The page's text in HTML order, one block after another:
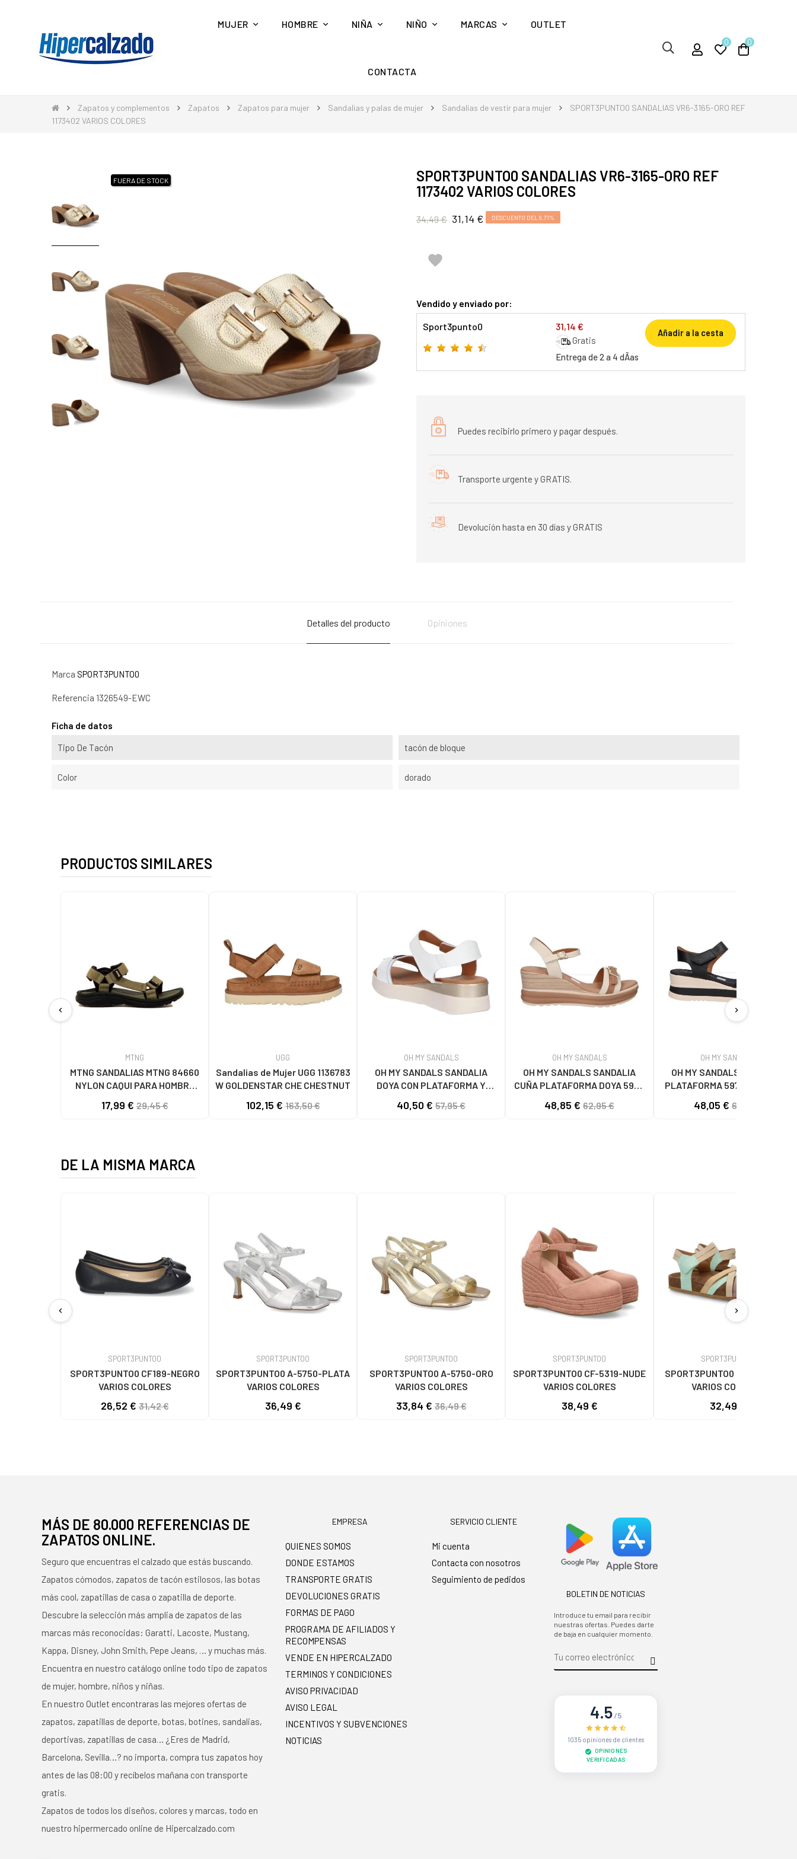
MUJER HOMBRE NIÑA NIÑO MARCAS OUTLET
CONTACTA
0 0
Zapatos y complementos Zapatos Zapatos para mujer Sandalias y palas de mujer Sandalias de vestir para mujer
SPORT3PUNTO0 SANDALIAS VR6-3165-ORO REF
1173402 VARIOS COLORES
FUERA DE STOCK
SPORT3PUNTO0 SANDALIAS VR6-3165-ORO REF
1173402 VARIOS COLORES
34,49 € 31,14 € DESCUENTO DEL 9,71%

Vendido y enviado por:
Sport3punto0 31,14 €
Gratis
Entrega de 2 a 4 dÃ­as
Añadir a la cesta
Puedes recibirlo primero y pagar después.
Transporte urgente y GRATIS.
Devolución hasta en 30 días y GRATIS
Detalles del producto Opiniones
Marca SPORT3PUNTO0
Referencia 1326549-EWC
Ficha de datos
Tipo De Tacón tacón de bloque
Color dorado
PRODUCTOS SIMILARES
chevron_left
MTNG
MTNG SANDALIAS MTNG 84660
NYLON CAQUI PARA HOMBRE
17,99 €29,45 €
UGG
Sandalias de Mujer UGG 1136783
W GOLDENSTAR CHE CHESTNUT
102,15 €163,50 €
OH MY SANDALS
OH MY SANDALS SANDALIA
DOYA CON PLATAFORMA Y
BLANCO
40,50 € 57,95 €
OH MY SANDALS
OH MY SANDALS SANDALIA
CUÑA PLATAFORMA DOYA 5993
48,85 € 62,95 €
OH MY SANDALS
OH MY SANDALS SANDALIA
PLATAFORMA 5974-DO2 DOYA
48,05 € 61,95 €
chevron_right
DE LA MISMA MARCA
chevron_left
SPORT3PUNTO0
SPORT3PUNTO0 CF189-NEGRO
VARIOS COLORES
26,52 €31,42 €
SPORT3PUNTO0
SPORT3PUNTO0 A-5750-PLATA
VARIOS COLORES
36,49 €
SPORT3PUNTO0
SPORT3PUNTO0 A-5750-ORO
VARIOS COLORES
33,84 €36,49 €
SPORT3PUNTO0
SPORT3PUNTO0 CF-5319-NUDE
VARIOS COLORES
38,49 €
SPORT3PUNTO0
SPORT3PUNTO0 CK-43-AZUL
VARIOS COLORES
32,49 €
chevron_right
MÁS DE 80.000 REFERENCIAS DE
ZAPATOS ONLINE.
Seguro que encuentras el calzado que estás buscando.
Zapatos cómodos, zapatos de tacón estilosos, las botas
más cool, zapatillas de casa o zapatilla de deporte.
Descubre la selección más amplia de zapatos de las
marcas más reconocidas: Garatti, Lacoste, Mustang,
Kappa, Disney, John Smith, Pepe Jeans, … y muchas más.
Encuentra en nuestro catálogo online todo tipo de zapatos
de mujer, hombre, niños y niñas.
En nuestro Outlet encontraras las mejores ofertas de
zapatos, zapatillas de deporte, botas, botines, sandalias,
deportivas, zapatillas de casa… ¿Eres de Madrid,
Barcelona, Sevilla…? no importa, compra tus zapatos hoy
antes de las 08:00 y recíbelos mañana con transporte
gratis.
Zapatos de todos los diseños, colores y marcas, todo en
nuestro hipermercado online de Hipercalzado.com
EMPRESA
QUIENES SOMOS
DONDE ESTAMOS
TRANSPORTE GRATIS
DEVOLUCIONES GRATIS
FORMAS DE PAGO
PROGRAMA DE AFILIADOS Y
RECOMPENSAS
VENDE EN HIPERCALZADO
TERMINOS Y CONDICIONES
AVISO PRIVACIDAD
AVISO LEGAL
INCENTIVOS Y SUBVENCIONES
NOTICIAS
SERVICIO CLIENTE
Mi cuenta
Contacta con nosotros
Seguimiento de pedidos
BOLETIN DE NOTICIAS
Introduce tu email para recibir
nuestras ofertas. Puedes darte
de baja en cualquier momento.
4.5/5
1035 opiniones de clientes
OPINIONES
VERIFICADAS